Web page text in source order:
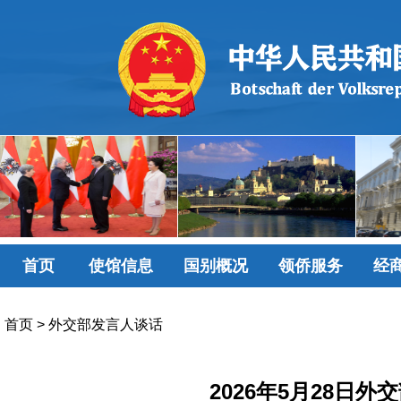
首页 使馆信息 国别概况 领侨服务 经
首页 > 外交部发言人谈话
2026年5月28日外